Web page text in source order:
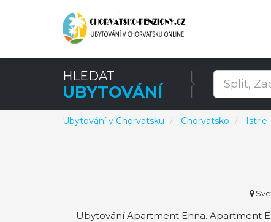
HLEDAT
UBYTOVÁNÍ
Ubytování v Chorvatsku Chorvatsko Istrie
Ubytování Apartment Enna. Apartment